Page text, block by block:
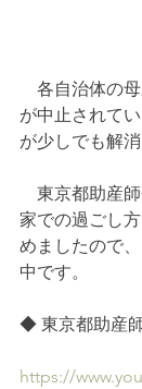
各自治体の母
が中止されて
が少しでも解
東京都助産師
家での過ごし
めましたので
中です。
◆ 東京都助産
https://